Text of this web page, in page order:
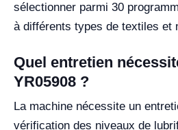
sélectionner parmi 30
à différents types de textiles et
Quel entretien
YR05908 ?
La machine nécessite un
vérification des niveaux de